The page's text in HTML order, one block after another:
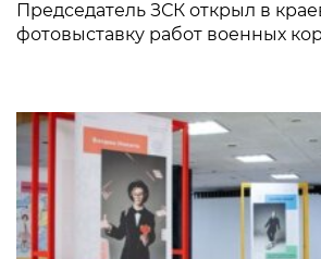
Председатель ЗСК открыл в
фотовыставку работ военных